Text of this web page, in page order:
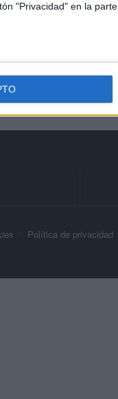
"Privacidad" en la parte
Política de privacidad